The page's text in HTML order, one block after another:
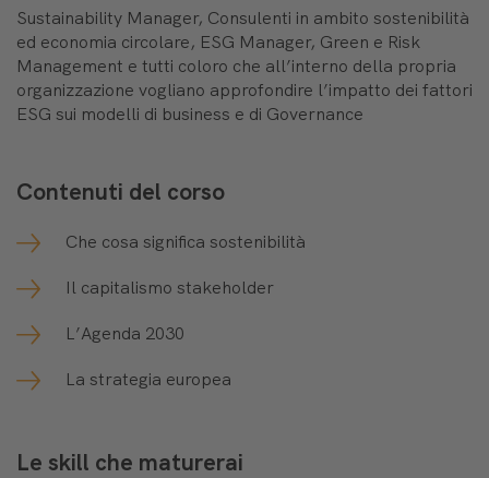
Sustainability Manager, Consulenti in ambito sostenibilità
ed economia circolare, ESG Manager, Green e Risk
Management e tutti coloro che all’interno della propria
organizzazione vogliano approfondire l’impatto dei fattori
ESG sui modelli di business e di Governance
Contenuti del corso
Che cosa significa sostenibilità
Il capitalismo stakeholder
L’Agenda 2030
La strategia europea
Le skill che maturerai